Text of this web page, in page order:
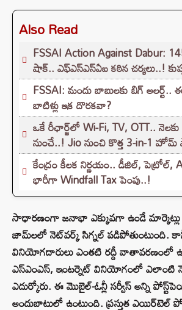
Also Read
FSSAI Action Against Dabur:
షాక్.. ఎఫ్‌ఎస్‌ఎస్‌ఏఐ కఠిన చర్యలు..!
FSSAI: మందు బాబులకు బిగ్ అలర్ట్..
బాటిళ్లు ఇక దొరకవా?
ఒకే రీఛార్జ్‌లో Wi-Fi, TV, OTT..
నుంచే..! Jio నుంచి కొత్త 3-in-1 హోమ్
కేంద్రం కీలక నిర్ణయం.. డీజిల్, పెట్రోల్,
భారీగా Windfall Tax పెంపు..!
సాధారణంగా జనాభా ఎక్కువగా ఉండే
జామ్‌లలో నెట్‌వర్క్ సిగ్నల్ పడిపోతుంటుంది.
వినియోగదారులు ఎంతటి రద్దీ వాతావరణంలో
ఎస్ఎంఎస్, ఇంటర్నెట్ వినియోగంలో ఎలాంటి
ఎదుర్కోరు. ఈ మొబైల్-ఓన్లీ సర్వీస్ అన్ని
అందుబాటులో ఉంటుంది. ప్రస్తుత ఎయిర్‌టెల్